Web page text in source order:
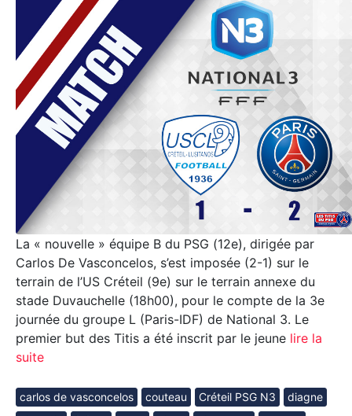
La « nouvelle » équipe B du PSG (12e), dirigée par
Carlos De Vasconcelos, s’est imposée (2-1) sur le
terrain de l’US Créteil (9e) sur le terrain annexe du
stade Duvauchelle (18h00), pour le compte de la 3e
journée du groupe L (Paris-IDF) de National 3. Le
premier but des Titis a été inscrit par le jeune lire la
suite
carlos de vasconcelos couteau Créteil PSG N3
diagne